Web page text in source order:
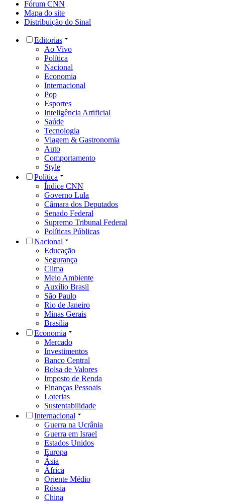
Fórum CNN
Mapa do site
Distribuição do Sinal
Editorias
Ao Vivo
Política
Nacional
Economia
Internacional
Pop
Esportes
Inteligência Artificial
Saúde
Tecnologia
Viagem & Gastronomia
Auto
Comportamento
Style
Política
Índice CNN
Governo Lula
Câmara dos Deputados
Senado Federal
Supremo Tribunal Federal
Políticas Públicas
Nacional
Educação
Segurança
Clima
Meio Ambiente
Auxílio Brasil
São Paulo
Rio de Janeiro
Minas Gerais
Brasília
Economia
Mercado
Investimentos
Banco Central
Bolsa de Valores
Imposto de Renda
Finanças Pessoais
Loterias
Sustentabilidade
Internacional
Guerra na Ucrânia
Guerra em Israel
Estados Unidos
Europa
Ásia
África
Oriente Médio
Rússia
China